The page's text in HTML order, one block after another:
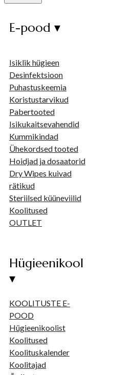
E-pood ▾
Isiklik hügieen
Desinfektsioon
Puhastuskeemia
Koristustarvikud
Pabertooted
Isikukaitsevahendid
Kummikindad
Ühekordsed tooted
Hoidjad ja dosaatorid
Dry Wipes kuivad
rätikud
Steriilsed küüneviilid
Koolitused
OUTLET
Hügieenikool
▾
KOOLITUSTE E-
POOD
Hügieenikoolist
Koolitused
Koolituskalender
Koolitajad